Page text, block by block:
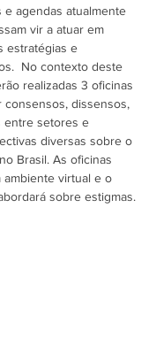
agendas atualmente
vir a atuar em
estratégias e
No contexto deste
realizadas 3 oficinas
consensos, dissensos,
entre setores e
diversas sobre o
Brasil. As oficinas
ambiente virtual e o
sobre estigmas.